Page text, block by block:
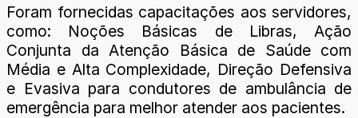
Foram fornecidas capacitações aos servidores,
como: Noções Básicas de Libras, Ação
Conjunta da Atenção Básica de Saúde com
Média e Alta Complexidade, Direção Defensiva
e Evasiva para condutores de ambulância de
emergência para melhor atender aos pacientes.